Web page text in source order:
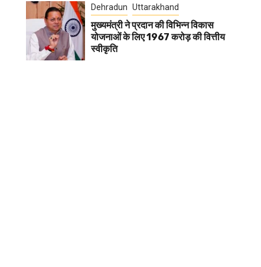
Dehradun Uttarakhand
मुख्यमंत्री ने प्रदान की विभिन्न विकास
योजनाओं के लिए 1967 करोड़ की वित्तीय
स्वीकृति